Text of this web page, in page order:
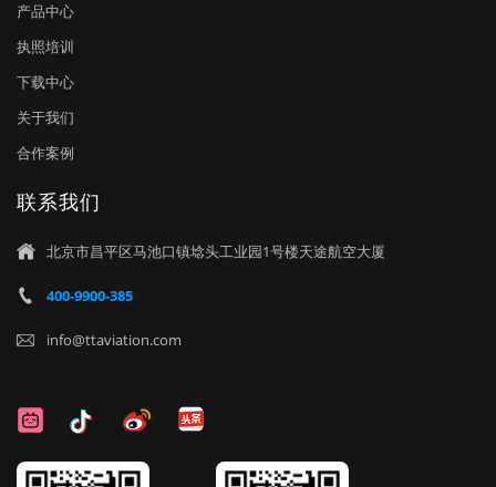
产品中心
执照培训
下载中心
关于我们
合作案例
联系我们
 北京市昌平区马池口镇埝头工业园1号楼天途航空大厦
 400-9900-385
 info@ttaviation.com